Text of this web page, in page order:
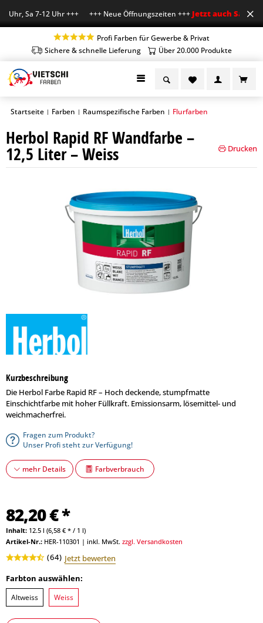
Sa 7-12 Uhr +++ +++ Neue Öffnungszeiten +++Jetzt auch Sa
Profi Farben für Gewerbe & Privat
Sichere & schnelle Lieferung
Über 20.000 Produkte
Startseite | Farben | Raumspezifische Farben | Flurfarben
Herbol Rapid RF Wandfarbe –
12,5 Liter – Weiss Drucken
Kurzbeschreibung
Die Herbol Farbe Rapid RF – Hoch deckende, stumpfmatte
Einschichtfarbe mit hoher Füllkraft. Emissionsarm, lösemittel- und
weichmacherfrei.
Fragen zum Produkt?
Unser Profi steht zur Verfügung!
mehr Details Farbverbrauch
82,20 € *
Inhalt: 12.5 l (6,58 € * / 1 l)
Artikel-Nr.: HER-110301 | inkl. MwSt. zzgl. Versandkosten
(64) Jetzt bewerten
Farbton auswählen:
Altweiss Weiss